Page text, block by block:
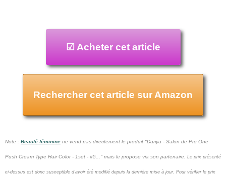
☑ Acheter cet article
Rechercher cet article sur Amazon
Note : Beauté féminine ne vend pas directement le produit "Dariya - Salon de Pro One
Push Cream Type Hair Color - 1set - #5..." mais le propose via son partenaire. Le prix présenté
ci-dessus est donc susceptible d'avoir été modifié depuis la dernière mise à jour. Pour vérifier le prix